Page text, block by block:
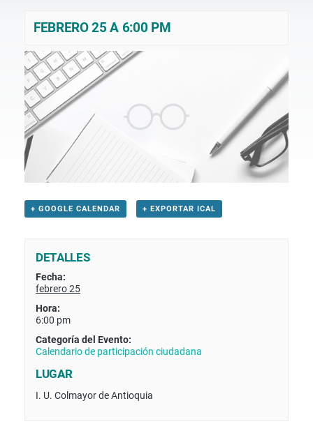
FEBRERO 25 A 6:00 PM
+ GOOGLE CALENDAR + EXPORTAR ICAL
DETALLES
Fecha:
febrero 25
Hora:
6:00 pm
Categoría del Evento:
Calendario de participación ciudadana
LUGAR
I. U. Colmayor de Antioquia